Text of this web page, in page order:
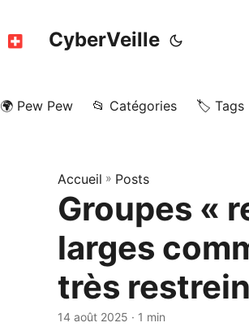
CyberVeille
🌍 Pew Pew 📂 Catégories 🏷️ Tags
Accueil » Posts
Groupes «
larges
très
14 août 2025 · 1 min